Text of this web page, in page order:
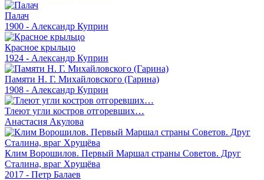
Палач
1900 - Александр Куприн
Красное крыльцо
1924 - Александр Куприн
Памяти Н. Г. Михайловского (Гарина)
1908 - Александр Куприн
Тлеют угли костров отгоревших…
Анастасия Акулова
Клим Ворошилов. Первый Маршал страны Советов. Друг
Сталина, враг Хрущёва
2017 - Петр Балаев